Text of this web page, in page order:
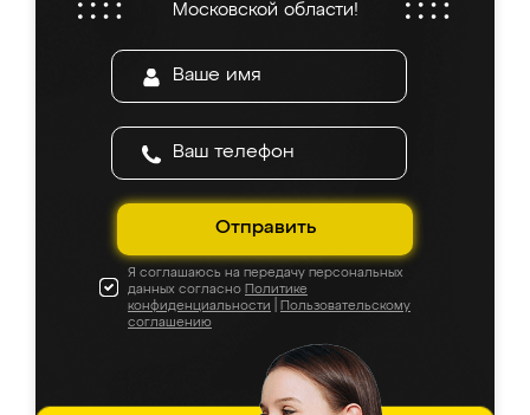
Московской области!
Отправить
Я соглашаюсь на передачу персональных
данных согласно Политике
конфиденциальности
Пользовательскому
соглашению